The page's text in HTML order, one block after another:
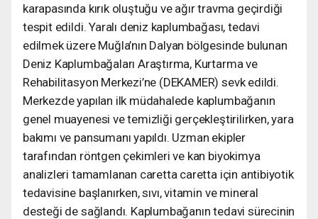
karapasında kırık oluştuğu ve ağır travma geçirdiği
tespit edildi. Yaralı deniz kaplumbağası, tedavi
edilmek üzere Muğla’nın Dalyan bölgesinde bulunan
Deniz Kaplumbağaları Araştırma, Kurtarma ve
Rehabilitasyon Merkezi’ne (DEKAMER) sevk edildi.
Merkezde yapılan ilk müdahalede kaplumbağanın
genel muayenesi ve temizliği gerçekleştirilirken, yara
bakımı ve pansumanı yapıldı. Uzman ekipler
tarafından röntgen çekimleri ve kan biyokimya
analizleri tamamlanan caretta caretta için antibiyotik
tedavisine başlanırken, sıvı, vitamin ve mineral
desteği de sağlandı. Kaplumbağanın tedavi sürecinin